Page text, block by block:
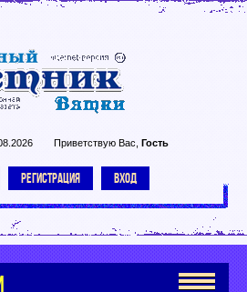
Приветствую Вас Гость
РЕГИСТРАЦИЯ ВХОД